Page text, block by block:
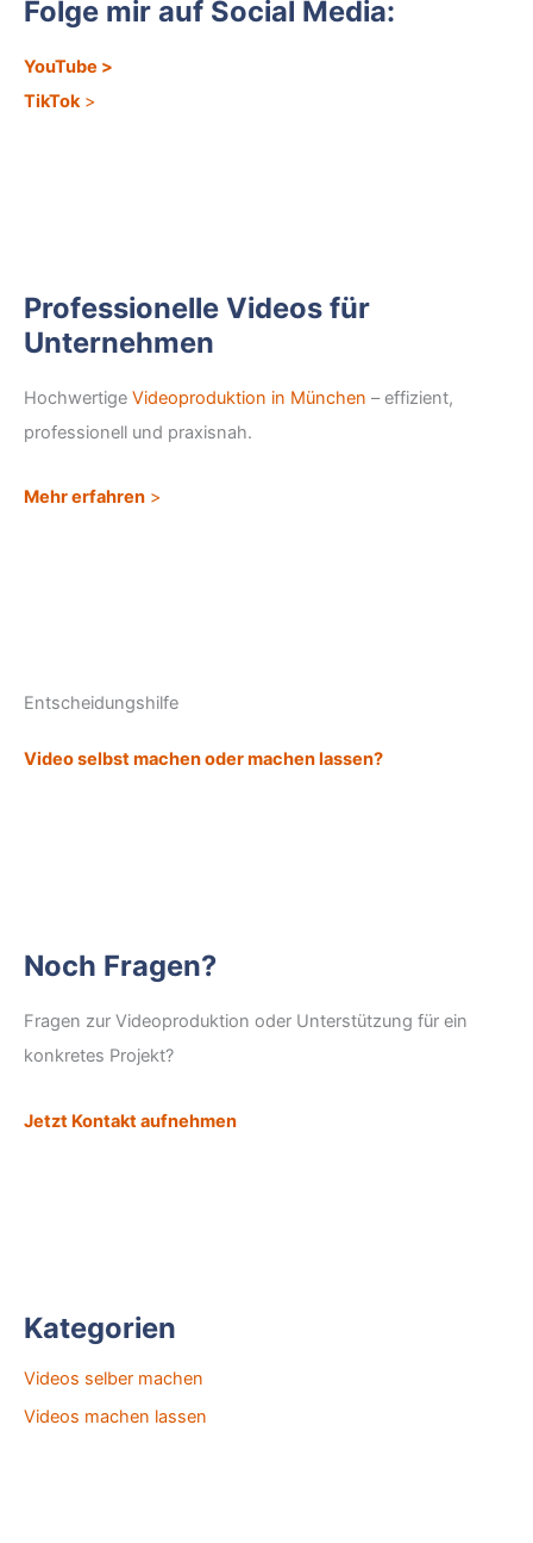
Folge mir auf Social Media:
YouTube >
TikTok>
Professionelle Videos für
Unternehmen
Hochwertige Videoproduktion in München – effizient,
professionell und praxisnah.
Mehr erfahren >
Entscheidungshilfe
Video selbst machen oder machen lassen?
Noch Fragen?
Fragen zur Videoproduktion oder Unterstützung für ein
konkretes Projekt?
Jetzt Kontakt aufnehmen
Kategorien
Videos selber machen
Videos machen lassen